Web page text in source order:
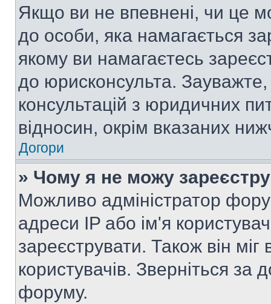
Якщо ви не впевнені, чи це
до особи, яка намагається
якому ви намагаєтесь
до юрисконсульта.
консультацій з юридичних
відносин, окрім вказаних
Догори
» Чому я не можу
Можливо адміністратор
адреси IP або ім'я
зареєструвати. Також він
користувачів. Зверніться за
форуму.